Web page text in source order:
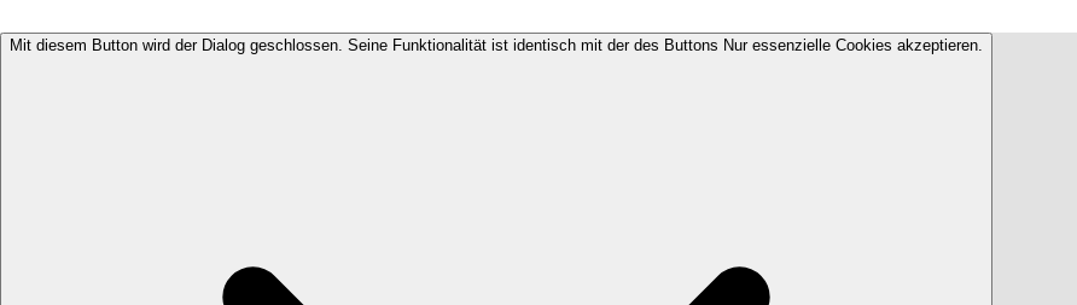
Mit diesem Button wird der Dialog geschlossen. Seine Funktionalität ist identisch mit der des Buttons Nur essenzielle Cookies akzeptieren.